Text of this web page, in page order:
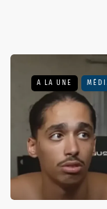
A LA UNE